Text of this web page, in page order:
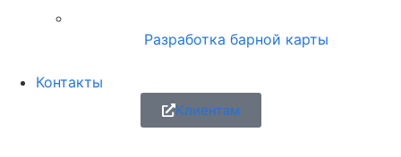
Разработка барной карты
Контакты
Клиентам